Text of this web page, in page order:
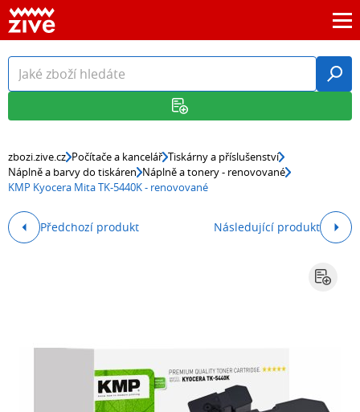
zbozi.zive.cz Počítače a kancelář Tiskárny a příslušenství
Náplně a barvy do tiskáren Náplně a tonery - renovované
KMP Kyocera Mita TK-5440K - renovované
Předchozí produkt Následující produkt